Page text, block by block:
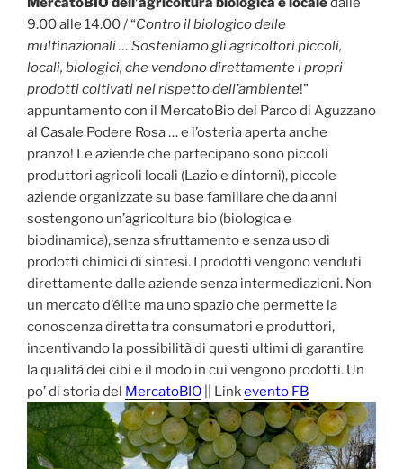
9.00 alle 14.00 / “Contro il biologico delle
multinazionali … Sosteniamo gli agricoltori piccoli,
locali, biologici, che vendono direttamente i propri
prodotti coltivati nel rispetto dell’ambiente!”
appuntamento con il MercatoBio del Parco di Aguzzano
al Casale Podere Rosa … e l’osteria aperta anche
pranzo! Le aziende che partecipano sono piccoli
produttori agricoli locali (Lazio e dintorni), piccole
aziende organizzate su base familiare che da anni
sostengono un’agricoltura bio (biologica e
biodinamica), senza sfruttamento e senza uso di
prodotti chimici di sintesi. I prodotti vengono venduti
direttamente dalle aziende senza intermediazioni. Non
un mercato d’élite ma uno spazio che permette la
conoscenza diretta tra consumatori e produttori,
incentivando la possibilità di questi ultimi di garantire
la qualità dei cibi e il modo in cui vengono prodotti. Un
po’ di storia del MercatoBIO || Linkevento FB